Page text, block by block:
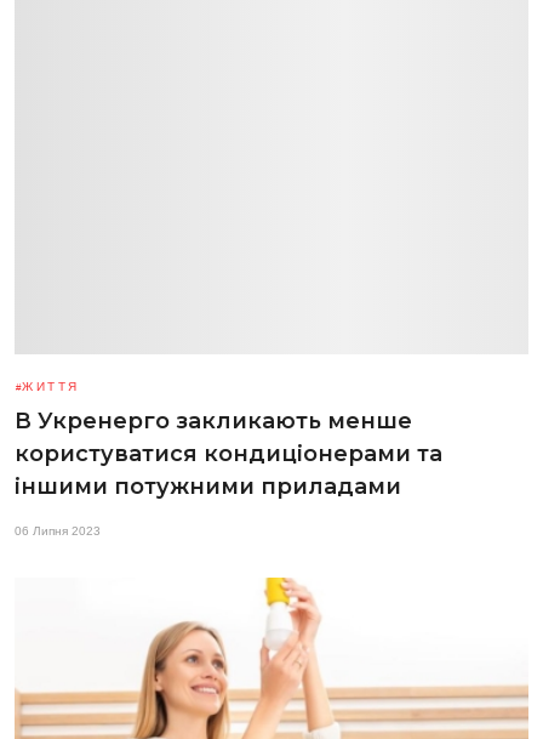
ЖИТТЯ
В Укренерго закликають менше
користуватися кондиціонерами та
іншими потужними приладами
06 Липня 2023